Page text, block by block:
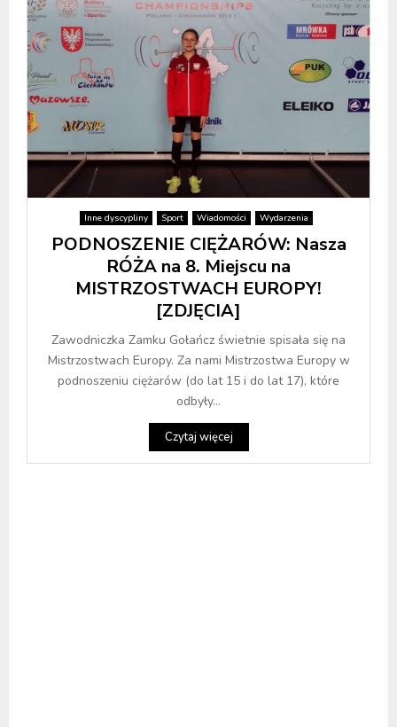
Inne dyscypliny Sport Wiadomości Wydarzenia
PODNOSZENIE CIĘŻARÓW: Nasza
RÓŻA na 8. Miejscu na
MISTRZOSTWACH EUROPY!
[ZDJĘCIA]
Zawodniczka Zamku Gołańcz świetnie spisała się na
Mistrzostwach Europy. Za nami Mistrzostwa Europy w
podnoszeniu ciężarów (do lat 15 i do lat 17), które
odbyły...
Czytaj więcej